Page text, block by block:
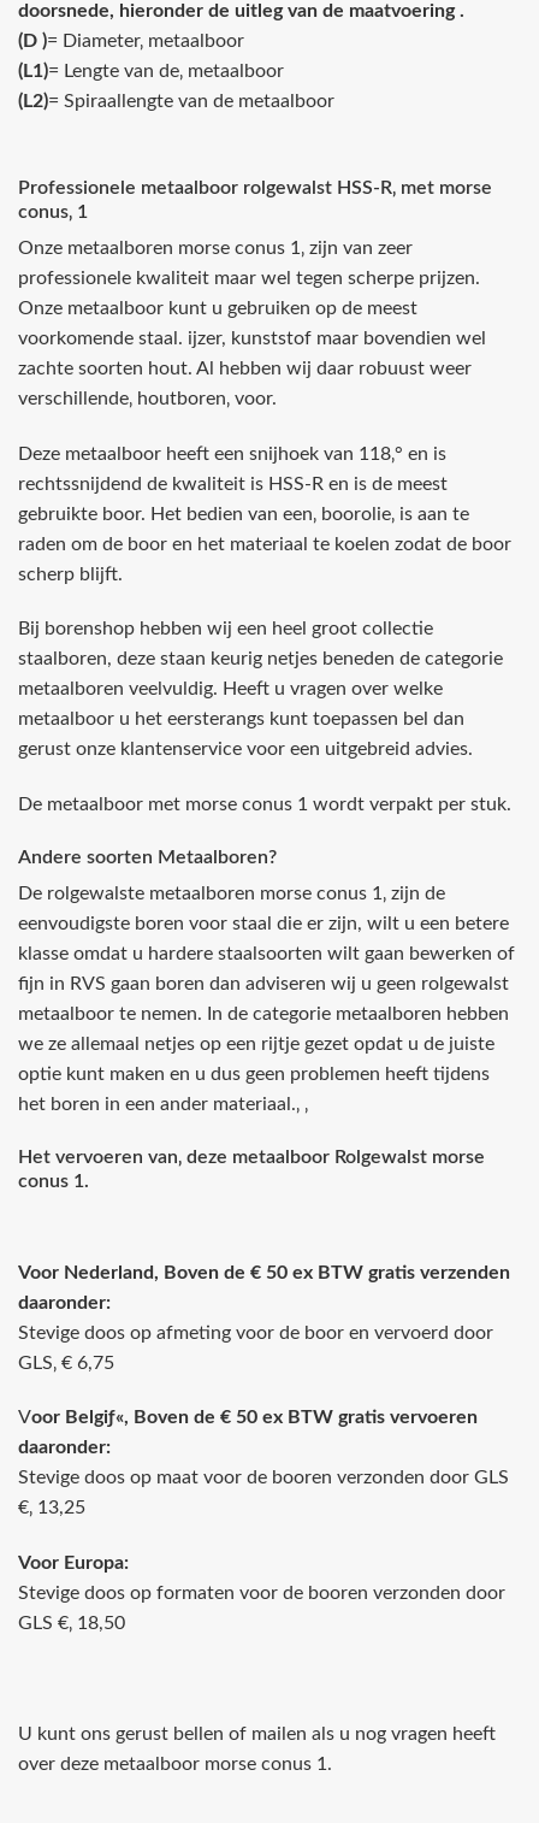
doorsnede, hieronder de uitleg van de maatvoering .
(D )= Diameter‚ metaalboor
(L1)= Lengte van de‚ metaalboor
(L2)= Spiraallengte van de metaalboor
Professionele metaalboor rolgewalst HSS-R‚ met morse
conus‚ 1
Onze metaalboren morse conus 1‚ zijn van zeer
professionele kwaliteit maar wel tegen scherpe prijzen.
Onze metaalboor kunt u gebruiken op de meest
voorkomende staal. ijzer, kunststof maar bovendien wel
zachte soorten hout. Al hebben wij daar robuust weer
verschillende‚ houtboren‚ voor.
Deze metaalboor heeft een snijhoek van 118‚° en is
rechtssnijdend de kwaliteit is HSS-R en is de meest
gebruikte boor. Het bedien van een‚ boorolie‚ is aan te
raden om de boor en het materiaal te koelen zodat de boor
scherp blijft.
Bij borenshop hebben wij een heel groot collectie
staalboren, deze staan keurig netjes beneden de categorie
metaalboren veelvuldig. Heeft u vragen over welke
metaalboor u het eersterangs kunt toepassen bel dan
gerust onze klantenservice voor een uitgebreid advies.
De metaalboor met morse conus 1 wordt verpakt per stuk.
Andere soorten Metaalboren?
De rolgewalste metaalboren morse conus 1‚ zijn de
eenvoudigste boren voor staal die er zijn, wilt u een betere
klasse omdat u hardere staalsoorten wilt gaan bewerken of
fijn in RVS gaan boren dan adviseren wij u geen rolgewalst
metaalboor te nemen. In de categorie metaalboren hebben
we ze allemaal netjes op een rijtje gezet opdat u de juiste
optie kunt maken en u dus geen problemen heeft tijdens
het boren in een ander materiaal.‚ ‚
Het vervoeren van‚ deze metaalboor Rolgewalst morse
conus 1.
Voor Nederland, Boven de € 50 ex BTW gratis verzenden
daaronder:
Stevige doos op afmeting voor de boor en vervoerd door
GLS‚ € 6,75
Voor Belgiƒ«, Boven de € 50 ex BTW gratis vervoeren
daaronder:
Stevige doos op maat voor de booren verzonden door GLS
€‚ 13,25
Voor Europa:
Stevige doos op formaten voor de booren verzonden door
GLS €‚ 18,50
U kunt ons gerust bellen of mailen als u nog vragen heeft
over deze metaalboor morse conus 1.